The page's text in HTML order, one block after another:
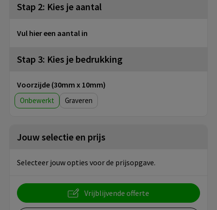
Stap 2: Kies je aantal
Vul hier een aantal in
Stap 3: Kies je bedrukking
Voorzijde (30mm x 10mm)
Onbewerkt Graveren
Jouw selectie en prijs
Selecteer jouw opties voor de prijsopgave.
Vrijblijvende offerte